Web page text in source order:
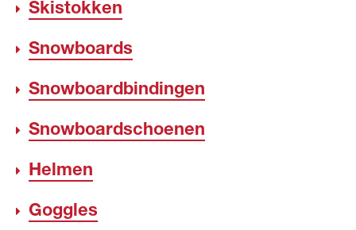
Skistokken
Snowboards
Snowboardbindingen
Snowboardschoenen
Helmen
Goggles